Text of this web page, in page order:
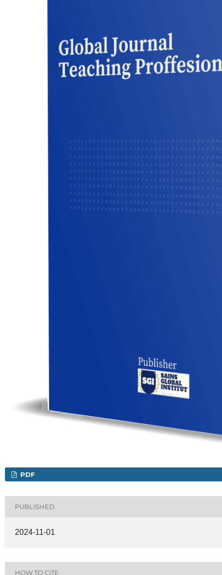
PDF
PUBLISHED
2024-11-01
HOW TO CITE